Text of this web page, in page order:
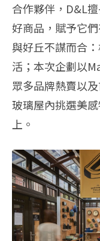
合作夥伴，D&L
好商品，賦予它
與好丘不謀而合
活；本次企劃以
眾多品牌熱賣以
玻璃屋內挑選美
上。